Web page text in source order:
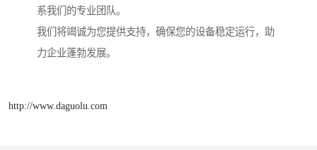
系我们的专业团队。
我们将竭诚为您提供支持，确保您的设备稳定运行，助
力企业蓬勃发展。
http://www.daguolu.com